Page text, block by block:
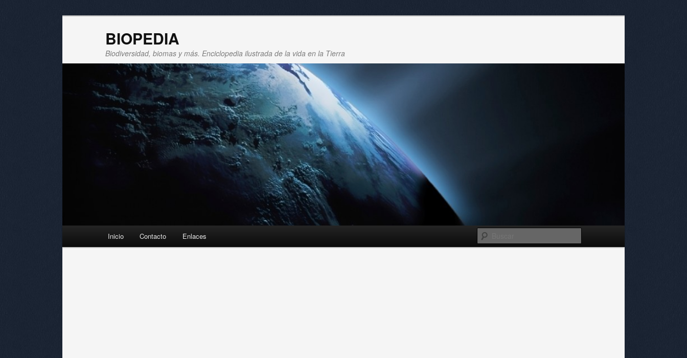
BIOPEDIA
Biodiversidad, biomas y más. Enciclopedia ilustrada de la vida en la Tierra
Ir al contenido principal
Ir al contenido secundario
Inicio Contacto Enlaces